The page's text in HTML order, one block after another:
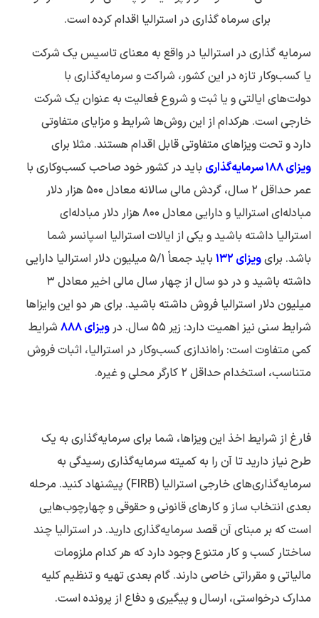
سرمایه گذاری در استرالیا در واقع به معنای تاسیس یک شرکت
یا کسب‌وکار تازه در این کشور، شراکت و سرمایه‌گذاری با
دولت‌های ایالتی و یا ثبت و شروع فعالیت به عنوان یک شرکت
خارجی است. هرکدام از این روش‌ها شرایط و مزایای متفاوتی
دارد و تحت ویزاهای متفاوتی قابل اقدام هستند. مثلا برای
ویزای ۱۸۸ سرمایه‌گذاری
باید در کشور خود صاحب کسب‌وکاری با
عمر حداقل ۲ سال، گردش مالی سالانه معادل ۵۰۰ هزار دلار
مبادله‌ای استرالیا و دارایی معادل ۸۰۰ هزار دلار مبادله‌ای
استرالیا داشته باشید و یکی از ایالات استرالیا اسپانسر شما
باشد. برایویزای ۱۳۲
باید جمعاً ۵/۱ میلیون دلار استرالیا دارایی
داشته باشید و در دو سال از چهار سال مالی اخیر معادل ۳
میلیون دلار استرالیا فروش داشته باشید. برای هر دو این وایزاها
شرایط سنی نیز اهمیت دارد: زیر ۵۵ سال. در
ویزای ۸۸۸
شرایط
کمی متفاوت است: راه‌اندازی کسب‌وکار در استرالیا، اثبات فروش
متناسب، استخدام حداقل ۲ کارگر محلی و غیره.
فارغ از شرایط اخذ این ویزاها، شما برای سرمایه‌گذاری به یک
طرح نیاز دارید تا آن را به کمیته سرمایه‌گذاری رسیدگی به
سرمایه‌گذاری‌های خارجی استرالیا (FIRB) پیشنهاد کنید. مرحله
بعدی انتخاب ساز و کارهای قانونی و حقوقی و چهارچوب‌هایی
است که بر مبنای آن قصد سرمایه‌گذاری دارید. در استرالیا چند
ساختار کسب و کار متنوع وجود دارد که هر کدام ملزومات
مالیاتی و مقرراتی خاصی دارند. گام بعدی تهیه و تنظیم کلیه
مدارک درخواستی، ارسال و پیگیری و دفاع از پرونده است.